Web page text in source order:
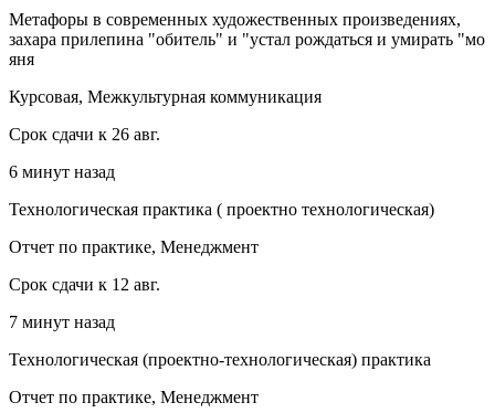
Метафоры в современных художественных произведениях,
захара прилепина "обитель" и "устал рождаться и умирать "мо
яня
Курсовая, Межкультурная коммуникация
Срок сдачи к 26 авг.
6 минут назад
Технологическая практика ( проектно технологическая)
Отчет по практике, Менеджмент
Срок сдачи к 12 авг.
7 минут назад
Технологическая (проектно-технологическая) практика
Отчет по практике, Менеджмент